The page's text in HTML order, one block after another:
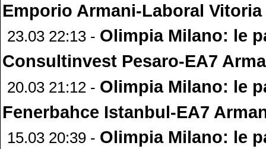
Emporio Armani-Laboral Vitoria
23.03 22:13 - Olimpia Milano: le
Consultinvest Pesaro-EA7
20.03 21:12 - Olimpia Milano: le
Fenerbahce Istanbul-EA7
15.03 20:39 - Olimpia Milano: le